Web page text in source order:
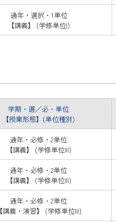
通年・選択・1単位
【講義】 (学修単位I)
学期・選／必・単位
【授業形態】(単位種別)
通年・必修・2単位
【講義】 (学修単位III)
通年・必修・2単位
【講義】 (学修単位III)
通年・必修・2単位
【講義・演習】 (学修単位III)